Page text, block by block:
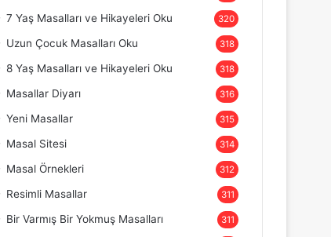
7 Yaş Masalları ve Hikayeleri Oku 320
Uzun Çocuk Masalları Oku 318
8 Yaş Masalları ve Hikayeleri Oku 318
Masallar Diyarı 316
Yeni Masallar 315
Masal Sitesi 314
Masal Örnekleri 312
Resimli Masallar 311
Bir Varmış Bir Yokmuş Masalları 311